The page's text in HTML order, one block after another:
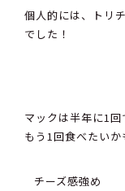
個人的には、トリ
でした！
マックは半年に1
もう1回食べたいか
チーズ感強め